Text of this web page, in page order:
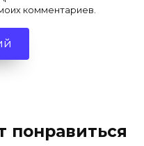
комментариев.
понравиться